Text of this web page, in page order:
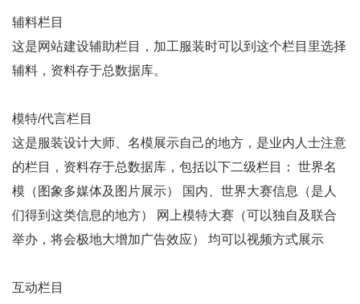
辅料栏目
这是网站建设辅助栏目，加工服装时可以到这个栏目里选择
辅料，资料存于总数据库。
模特/代言栏目
这是服装设计大师、名模展示自己的地方，是业内人士注意
的栏目，资料存于总数据库，包括以下二级栏目： 世界名
模（图象多媒体及图片展示） 国内、世界大赛信息（是人
们得到这类信息的地方） 网上模特大赛（可以独自及联合
举办，将会极地大增加广告效应） 均可以视频方式展示
互动栏目